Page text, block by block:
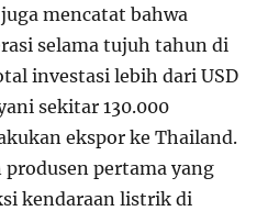
mencatat bahwa
selama tujuh tahun di
investasi lebih dari USD
sekitar 130.000
ekspor ke Thailand.
pertama yang
kendaraan listrik di